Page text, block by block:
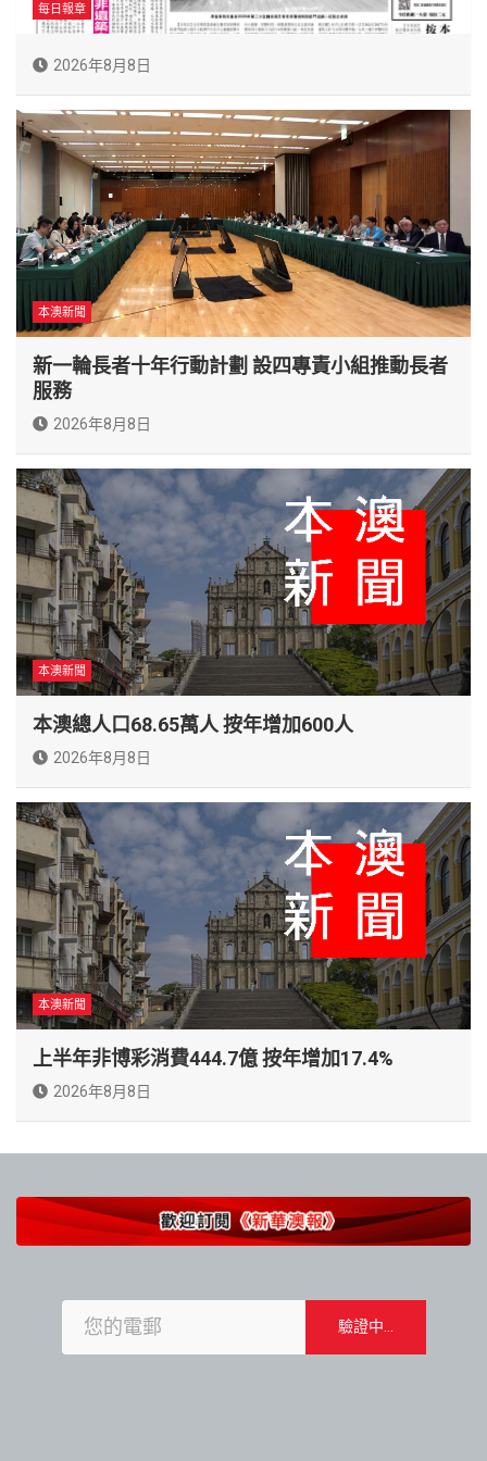
每日報章
2026年8月8日
本澳新聞
新一輪長者十年行動計劃 設四專責小組推動長者
服務
2026年8月8日
本澳新聞
本澳總人口68.65萬人 按年增加600人
2026年8月8日
本澳新聞
上半年非博彩消費444.7億 按年增加17.4%
2026年8月8日